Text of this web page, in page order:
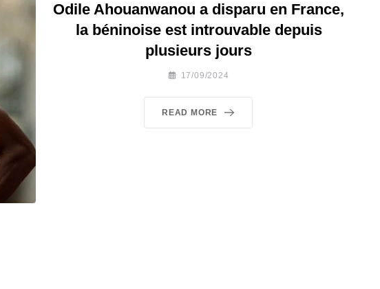
Odile Ahouanwanou a disparu en France,
la béninoise est introuvable depuis
plusieurs jours
17/09/2024
READ MORE